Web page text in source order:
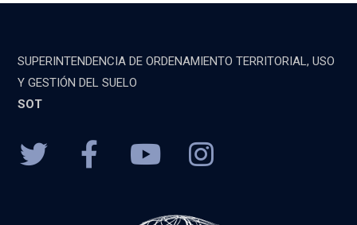
SUPERINTENDENCIA DE ORDENAMIENTO TERRITORIAL, USO
Y GESTIÓN DEL SUELO
SOT